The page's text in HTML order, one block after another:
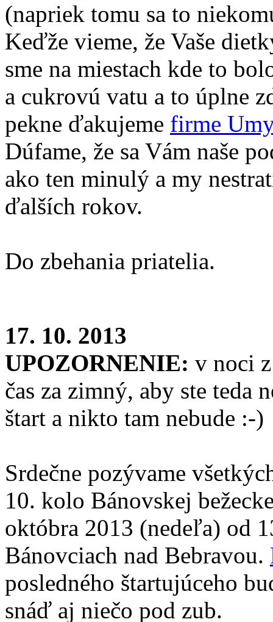
(napriek tomu sa to
Keďže vieme, že Vaše
sme na miestach kde to
a cukrovú vatu a to úplne
pekne ďakujeme firme
Dúfame, že sa Vám naše
ako ten minulý a my
ďalších rokov.
Do zbehania priatelia.
17. 10. 2013
UPOZORNENIE: v noci
čas za zimný, aby ste teda
štart a nikto tam nebude :-)
Srdečne pozývame
10. kolo Bánovskej
októbra 2013 (nedeľa) od
Bánovciach nad Bebravou.
posledného štartujúceho
snáď aj niečo pod zub.